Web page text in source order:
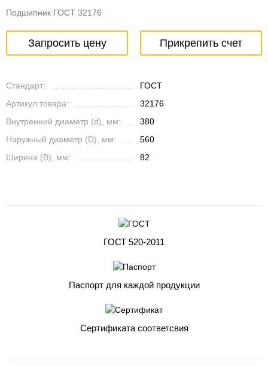
Подшипник ГОСТ 32176
Запросить цену Прикрепить счет
Стандарт:
ГОСТ
Артикул товара:
32176
Внутренний диаметр (d), мм:
380
Наружный диаметр (D), мм:
560
Ширина (B), мм:
82
ГОСТ 520-2011
Паспорт для каждой продукции
Сертификата соответсвия